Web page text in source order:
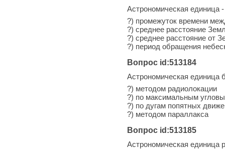
Астрономическая единица -
?) промежуток времени
?) среднее расстояние
?) среднее расстояние от
?) период обращения
Вопрос id:513184
Астрономическая единица
?) методом радиолокации
?) по максимальным
?) по дугам попятных
?) методом параллакса
Вопрос id:513185
Астрономическая единица